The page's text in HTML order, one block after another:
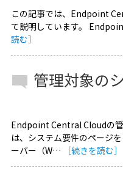
この記事では、Endpoint
て説明しています。
読む］
管理対象の
Endpoint Central Cloudの
は、システム要件のページ
ーバー（W…
［続きを読む］